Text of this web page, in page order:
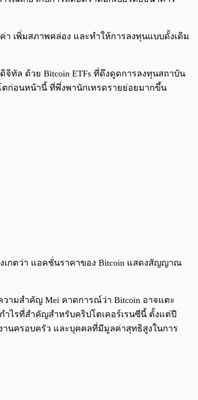
า เพิ่มสภาพคล่อง และทำให้การลงทุนแบบดั้งเดิม
ทัล ด้วย Bitcoin ETFs ที่ดึงดูดการลงทุนสถาบัน
ตก่อนหน้านี้ ที่พึ่งพานักเทรดรายย่อยมากขึ้น
งเกตว่า แอคชั่นราคาของ Bitcoin แสดงสัญญาณ
ามสำคัญ Mei คาดการณ์ว่า Bitcoin อาจแตะ
ำไรที่สำคัญสำหรับคริปโตเคอร์เรนซีนี้ ตั้งแต่ปี
านครอบครัว และบุคคลที่มีมูลค่าสุทธิสูงในการ